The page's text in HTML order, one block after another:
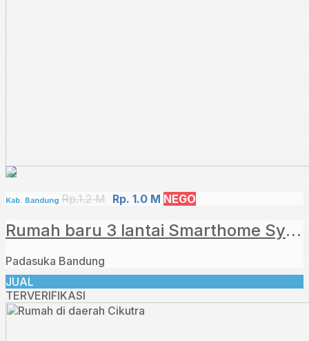
Kab. Bandung Rp.1.2 M Rp. 1.0 M NEGO
Rumah baru 3 lantai Smarthome System daerah Padasuka Bandung
Padasuka Bandung
JUAL
TERVERIFIKASI